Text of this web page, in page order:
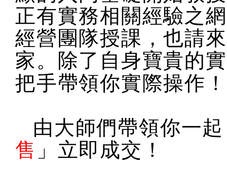
正有實務相關經驗之
經營團隊授課，也請
家。除了自身寶貴的
把手帶領你實際操作！
由大師們帶領你一
售 」立即成交！